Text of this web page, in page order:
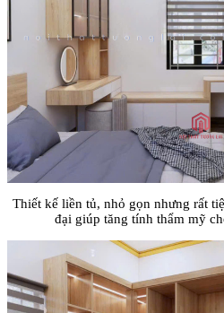
Thiết kế liền tủ, nhỏ gọn nhưng rất
đại giúp tăng tính thẩm mỹ